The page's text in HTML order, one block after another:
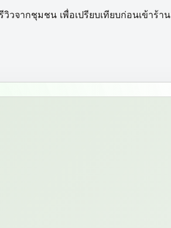
จากชุมชน เพื่อเปรียบเทียบก่อนเข้าร้าน